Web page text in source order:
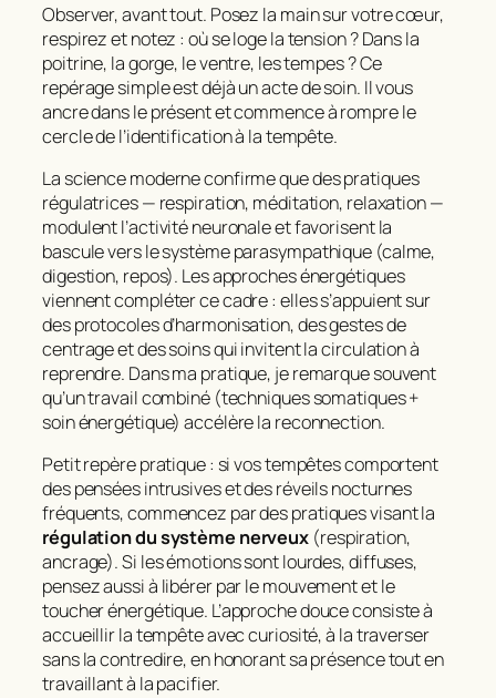
Observer, avant tout. Posez la main sur votre cœur,
respirez et notez : où se loge la tension ? Dans la
poitrine, la gorge, le ventre, les tempes ? Ce
repérage simple est déjà un acte de soin. Il vous
ancre dans le présent et commence à rompre le
cercle de l’identification à la tempête.
La science moderne confirme que des pratiques
régulatrices — respiration, méditation, relaxation —
modulent l’activité neuronale et favorisent la
bascule vers le système parasympathique (calme,
digestion, repos). Les approches énergétiques
viennent compléter ce cadre : elles s’appuient sur
des protocoles d’harmonisation, des gestes de
centrage et des soins qui invitent la circulation à
reprendre. Dans ma pratique, je remarque souvent
qu’un travail combiné (techniques somatiques +
soin énergétique) accélère la reconnection.
Petit repère pratique : si vos tempêtes comportent
des pensées intrusives et des réveils nocturnes
fréquents, commencez par des pratiques visant la
régulation du système nerveux (respiration,
ancrage). Si les émotions sont lourdes, diffuses,
pensez aussi à libérer par le mouvement et le
toucher énergétique. L’approche douce consiste à
accueillir la tempête avec curiosité, à la traverser
sans la contredire, en honorant sa présence tout en
travaillant à la pacifier.